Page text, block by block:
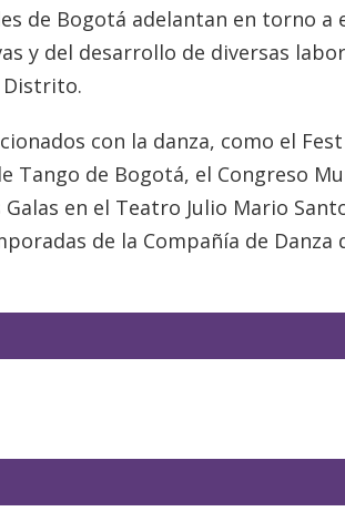
de Bogotá adelantan en torno a
y del desarrollo de diversas
Distrito.
con la danza, como el
Tango de Bogotá, el Congreso
en el Teatro Julio Mario
de la Compañía de Danza